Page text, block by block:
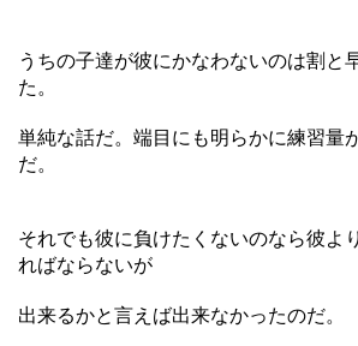
うちの子達が彼にかなわないのは割と
た。
単純な話だ。端目にも明らかに練習量
だ。
それでも彼に負けたくないのなら彼よ
ればならないが
出来るかと言えば出来なかったのだ。